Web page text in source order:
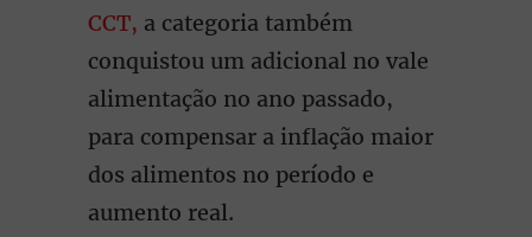
CCT, a categoria também
conquistou um adicional no vale
alimentação no ano passado,
para compensar a inflação maior
dos alimentos no período e
aumento real.